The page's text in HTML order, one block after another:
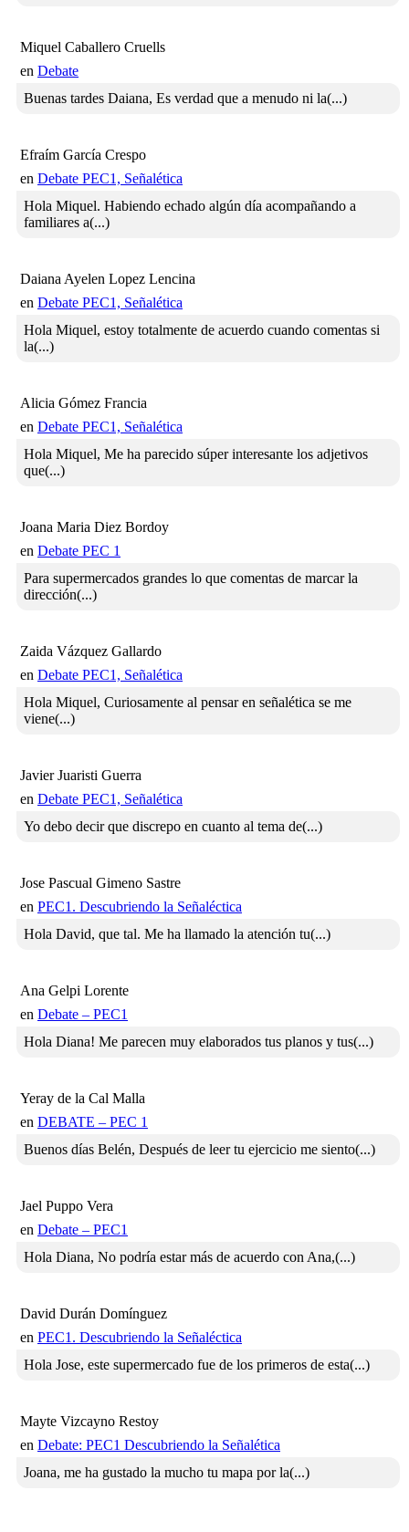
Miquel Caballero Cruells
en Debate
Buenas tardes Daiana, Es verdad que a menudo ni la(...)
Efraím García Crespo
en Debate PEC1, Señalética
Hola Miquel. Habiendo echado algún día acompañando a
familiares a(...)
Daiana Ayelen Lopez Lencina
en Debate PEC1, Señalética
Hola Miquel, estoy totalmente de acuerdo cuando comentas si
la(...)
Alicia Gómez Francia
en Debate PEC1, Señalética
Hola Miquel, Me ha parecido súper interesante los adjetivos
que(...)
Joana Maria Diez Bordoy
en Debate PEC 1
Para supermercados grandes lo que comentas de marcar la
dirección(...)
Zaida Vázquez Gallardo
en Debate PEC1, Señalética
Hola Miquel, Curiosamente al pensar en señalética se me
viene(...)
Javier Juaristi Guerra
en Debate PEC1, Señalética
Yo debo decir que discrepo en cuanto al tema de(...)
Jose Pascual Gimeno Sastre
en PEC1. Descubriendo la Señaléctica
Hola David, que tal. Me ha llamado la atención tu(...)
Ana Gelpi Lorente
en Debate – PEC1
Hola Diana! Me parecen muy elaborados tus planos y tus(...)
Yeray de la Cal Malla
en DEBATE – PEC 1
Buenos días Belén, Después de leer tu ejercicio me siento(...)
Jael Puppo Vera
en Debate – PEC1
Hola Diana, No podría estar más de acuerdo con Ana,(...)
David Durán Domínguez
en PEC1. Descubriendo la Señaléctica
Hola Jose, este supermercado fue de los primeros de esta(...)
Mayte Vizcayno Restoy
en Debate: PEC1 Descubriendo la Señalética
Joana, me ha gustado la mucho tu mapa por la(...)